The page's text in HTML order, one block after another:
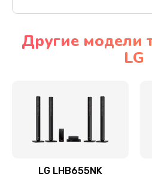
Ремонт
Ремонт / замена кнопок,
Другие модели
LG
LG LHB655NK